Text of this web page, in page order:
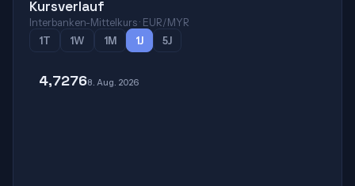
Kursverlauf
Interbanken-Mittelkurs · EUR/MYR
1T
1W 1M 1J 5J
4,72768. Aug. 2026